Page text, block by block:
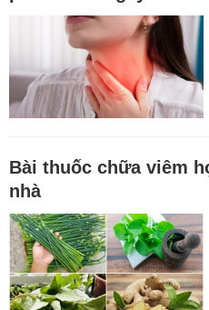
Bài thuốc chữa viêm
nhà